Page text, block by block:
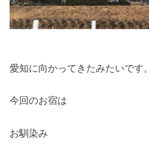
愛知に向かってきたみたいです。
今回のお宿は
お馴染み